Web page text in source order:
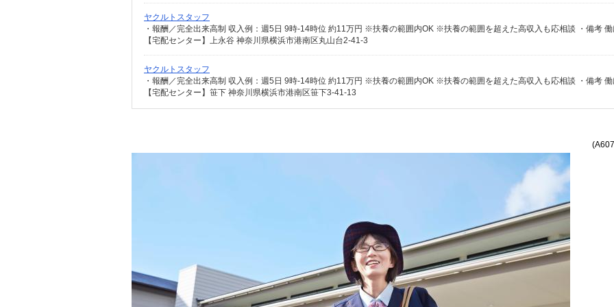
ヤクルトスタッフ
【宅配センター】上永谷 神奈川県横浜市港南区丸山台2-41-3
ヤクルトスタッフ
【宅配センター】笹下 神奈川県横浜市港南区笹下3-41-13